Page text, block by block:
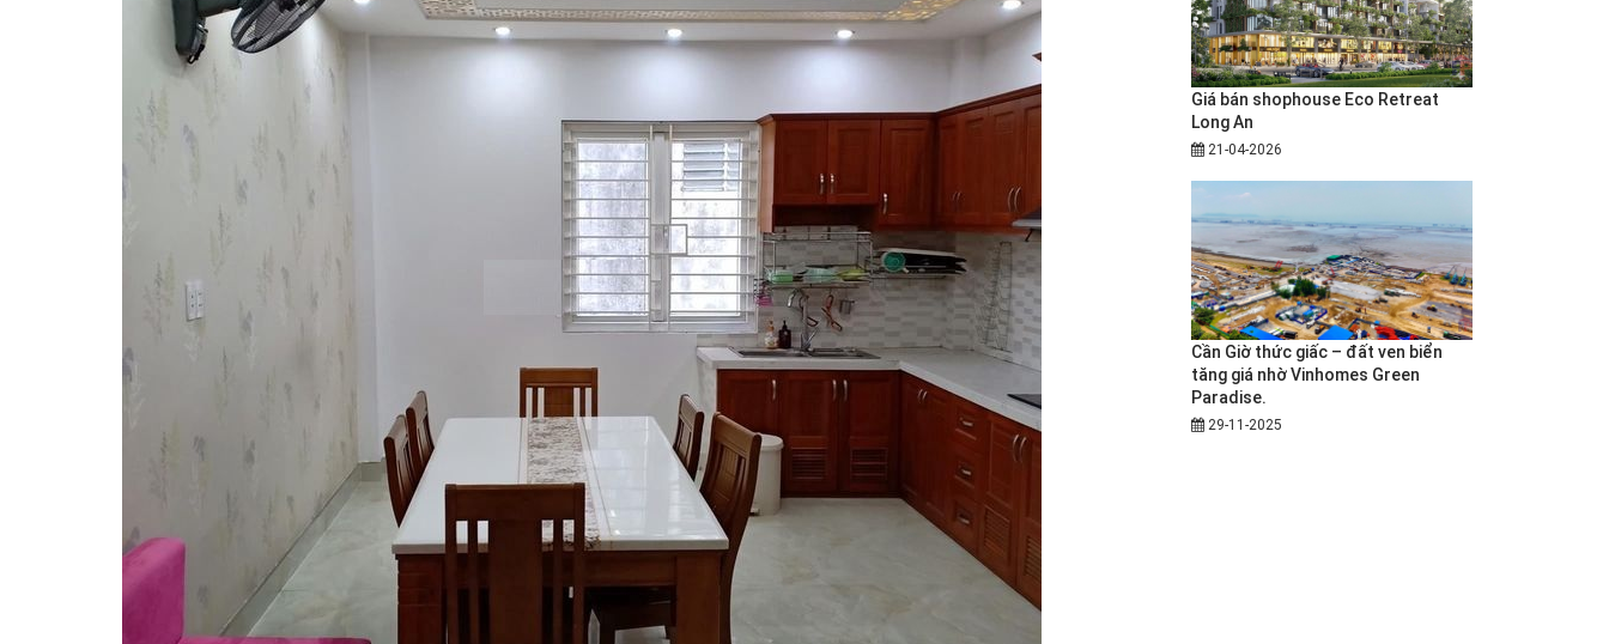
Giá bán shophouse Eco Retreat
Long An
21-04-2026
Cần Giờ thức giấc – đất ven biển
tăng giá nhờ Vinhomes Green
Paradise.
29-11-2025